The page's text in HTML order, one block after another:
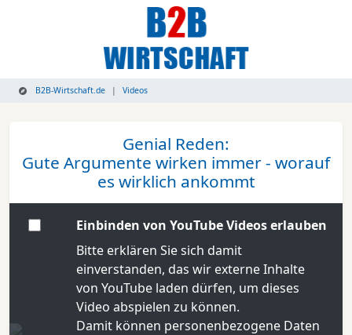
B2B-Wirtschaft.de Videos
Genial Reden:
Gute Argumente wirken immer - worauf
es wirklich ankommt
Einbinden von YouTube Videos erlauben
Bitte erklären Sie sich damit
einverstanden, das wir externe Inhalte
von YouTube laden dürfen, um dieses
Video abspielen zu können.
Damit können personenbezogene Daten